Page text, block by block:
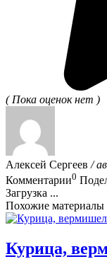
( Пока оценок нет )
Алексей Сергеев /
Комментарии0
Загрузка ...
Похожие материалы
Курица,